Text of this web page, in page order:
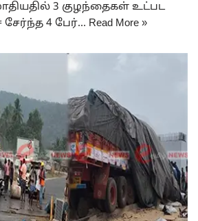
3 குழந்தைகள் உட்பட
4 பேர்… Read More »